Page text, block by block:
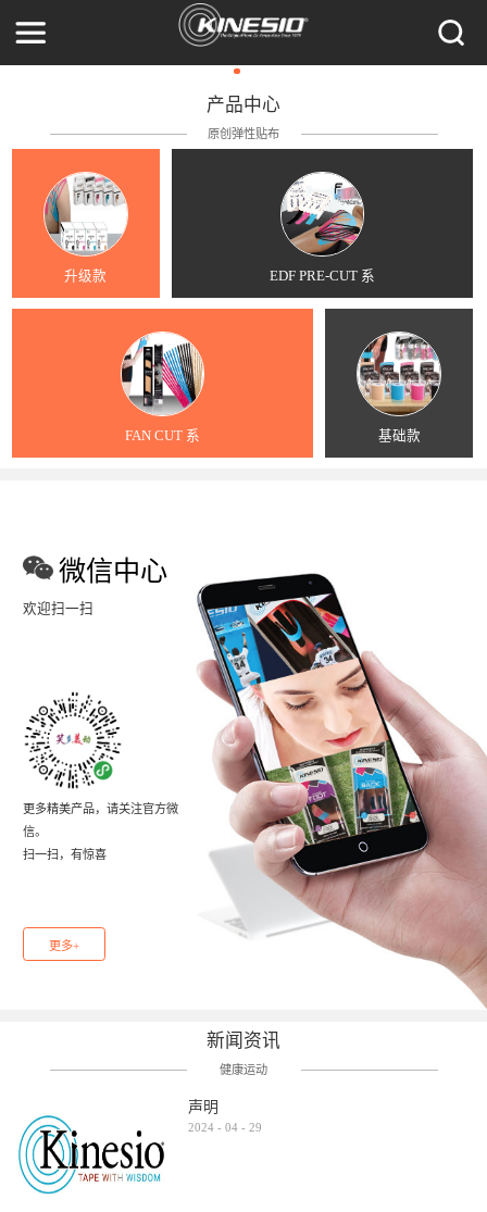
产品中心
原创弹性贴布
升级款 EDF PRE-CUT 系
FAN CUT 系 基础款
微信中心
欢迎扫一扫
更多精美产品，请关注官方微
信。
扫一扫，有惊喜
更多+
新闻资讯
健康运动
声明
2024 - 04 - 29